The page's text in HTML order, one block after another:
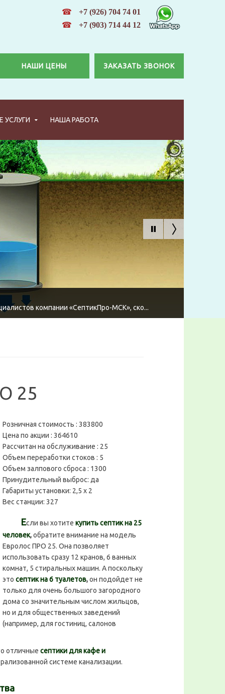
☎ +7 (926) 704 74 01
☎ +7 (903) 714 44 12
ЗАКАЗАТЬ ЗВОНОК
НАШИ ЦЕНЫ
УСЛУГИ НАША РАБОТА
компании «СептикПро-МСК», ско...
25
Розничная стоимость : 383800
Цена по акции : 364610
Рассчитан на обслуживание : 25
Объем переработки стоков : 5
Объем залпового сброса : 1300
Принудительный выброс: да
Габариты установки: 2,5 х 2
Вес станции: 327
Если вы хотите купить септик на 25
человек,обратите внимание на модель
Евролос ПРО 25. Она позволяет
использовать сразу 12 кранов, 6 ванных
комнат, 5 стиральных машин. А поскольку
это септик на 6 туалетов,он подойдет не
только для очень большого загородного
дома со значительным числом жильцов,
но и для общественных заведений
(например, для гостиниц, салонов
отличные септики для кафе и
системе канализации.